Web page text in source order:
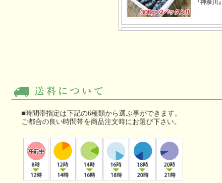
■時間帯指定は下記の6種類から選ぶ事ができます。
ご都合の良い時間帯を商品注文時にお選び下さい。